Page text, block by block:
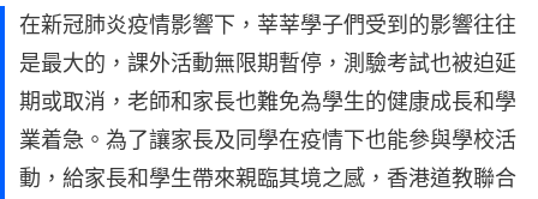
在新冠肺炎疫情影響下，莘莘學子們受到的影響往往
是最大的，課外活動無限期暫停，測驗考試也被迫延
期或取消，老師和家長也難免為學生的健康成長和學
業着急。為了讓家長及同學在疫情下也能參與學校活
動，給家長和學生帶來親臨其境之感，香港道教聯合